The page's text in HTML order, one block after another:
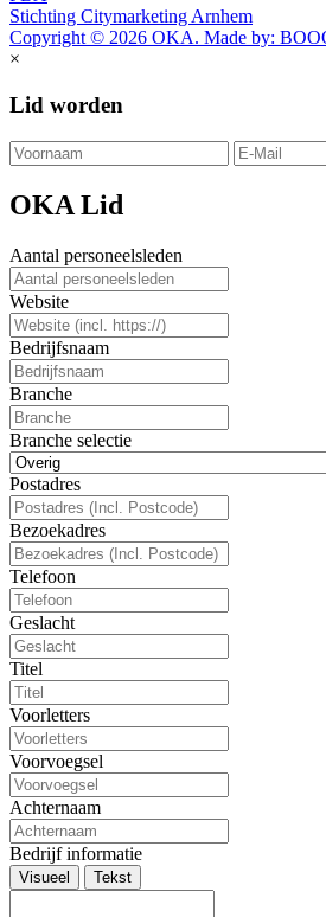
Stichting Citymarketing Arnhem
Copyright © 2026 OKA. Made by:
×
Lid worden
OKA Lid
Aantal personeelsleden
Website
Bedrijfsnaam
Branche
Branche selectie
Postadres
Bezoekadres
Telefoon
Geslacht
Titel
Voorletters
Voorvoegsel
Achternaam
Bedrijf informatie
Visueel Tekst